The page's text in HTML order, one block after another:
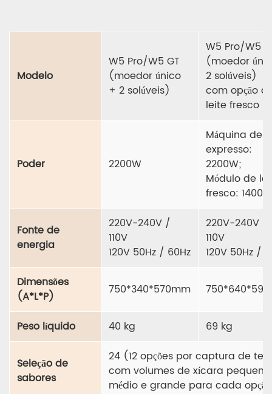
Modelo
W5 Pro/W5 GT
(moedor único
+ 2 solúveis)
W5 Pro/W5
(moedor
2 solúveis)
com opção
leite fresco
Poder 2200W
Máquina de
expresso:
2200W;
Módulo de
fresco: 1400W
Fonte de
energia
220V-240V /
110V
120V 50Hz / 60Hz
220V-240V /
110V
120V 50Hz /
Dimensões
(A*L*P)
750*340*570mm
Peso líquido 40 kg 69 kg
Seleção de
sabores
24 (12 opções por captura de
com volumes de xícara pequeno,
médio e grande para cada